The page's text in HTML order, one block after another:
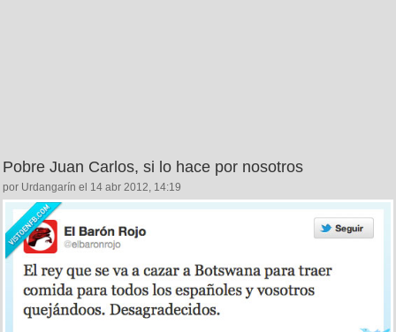
Pobre Juan Carlos, si lo hace por nosotros
por Urdangarín el 14 abr 2012, 14:19